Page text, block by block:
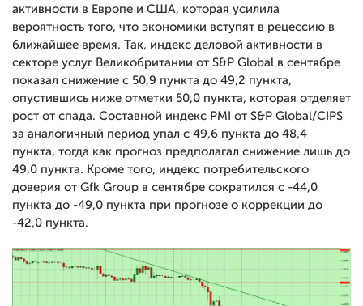
активности в Европе и США, которая усилила
вероятность того, что экономики вступят в рецессию в
ближайшее время. Так, индекс деловой активности в
секторе услуг Великобритании от S&P Global в сентябре
показал снижение с 50,9 пункта до 49,2 пункта,
опустившись ниже отметки 50,0 пункта, которая отделяет
рост от спада. Составной индекс PMI от S&P Global/CIPS
за аналогичный период упал с 49,6 пункта до 48,4
пункта, тогда как прогноз предполагал снижение лишь до
49,0 пункта. Кроме того, индекс потребительского
доверия от Gfk Group в сентябре сократился с -44,0
пункта до -49,0 пункта при прогнозе о коррекции до
-42,0 пункта.